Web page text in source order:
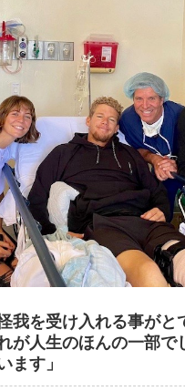
我を受け入れる事がと
が人生のほんの一部で
ます」